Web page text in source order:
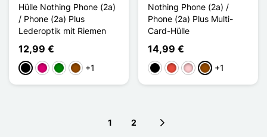
Hülle Nothing Phone (2a)
/ Phone (2a) Plus
Lederoptik mit Riemen
12,99 €
SchwarzMagenta
GrünBraun
+1
Nothing Phone (2a) /
Phone (2a) Plus Multi-
Card-Hülle
14,99 €
Schwarz
Rot PinkBraun
+1
1 2